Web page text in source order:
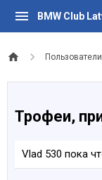
BMW Club
Пользователи
Трофеи,
Vlad 530 пока